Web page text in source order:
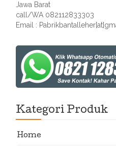
Jawa Barat
call/WA 082112833303
Email :
Kategori Produk
Home